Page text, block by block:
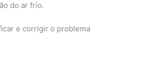
do ar frio.
e corrigir o problema